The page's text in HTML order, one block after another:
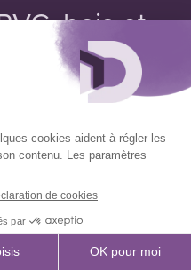
bois et
:
?
et vos préférences
peuvent être envisagés.